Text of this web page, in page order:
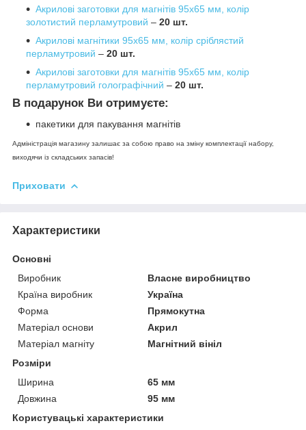
Акрилові заготовки для магнітів 95х65 мм, колір
золотистий перламутровий – 20 шт.
Акрилові магнітики 95х65 мм, колір сріблястий
перламутровий – 20 шт.
Акрилові заготовки для магнітів 95х65 мм, колір
перламутровий голографічний – 20 шт.
В подарунок Ви отримуєте:
пакетики для пакування магнітів
Адміністрація магазину залишає за собою право на зміну комплектації набору,
виходячи із складських запасів!
Приховати
Характеристики
Основні
Виробник
Власне виробництво
Країна виробник
Україна
Форма
Прямокутна
Матеріал основи
Акрил
Матеріал магніту
Магнітний вініл
Розміри
Ширина
65 мм
Довжина
95 мм
Користувацькі характеристики